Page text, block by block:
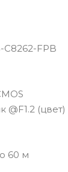
C8262-FPB
@F1.2 (цвет)
60 м